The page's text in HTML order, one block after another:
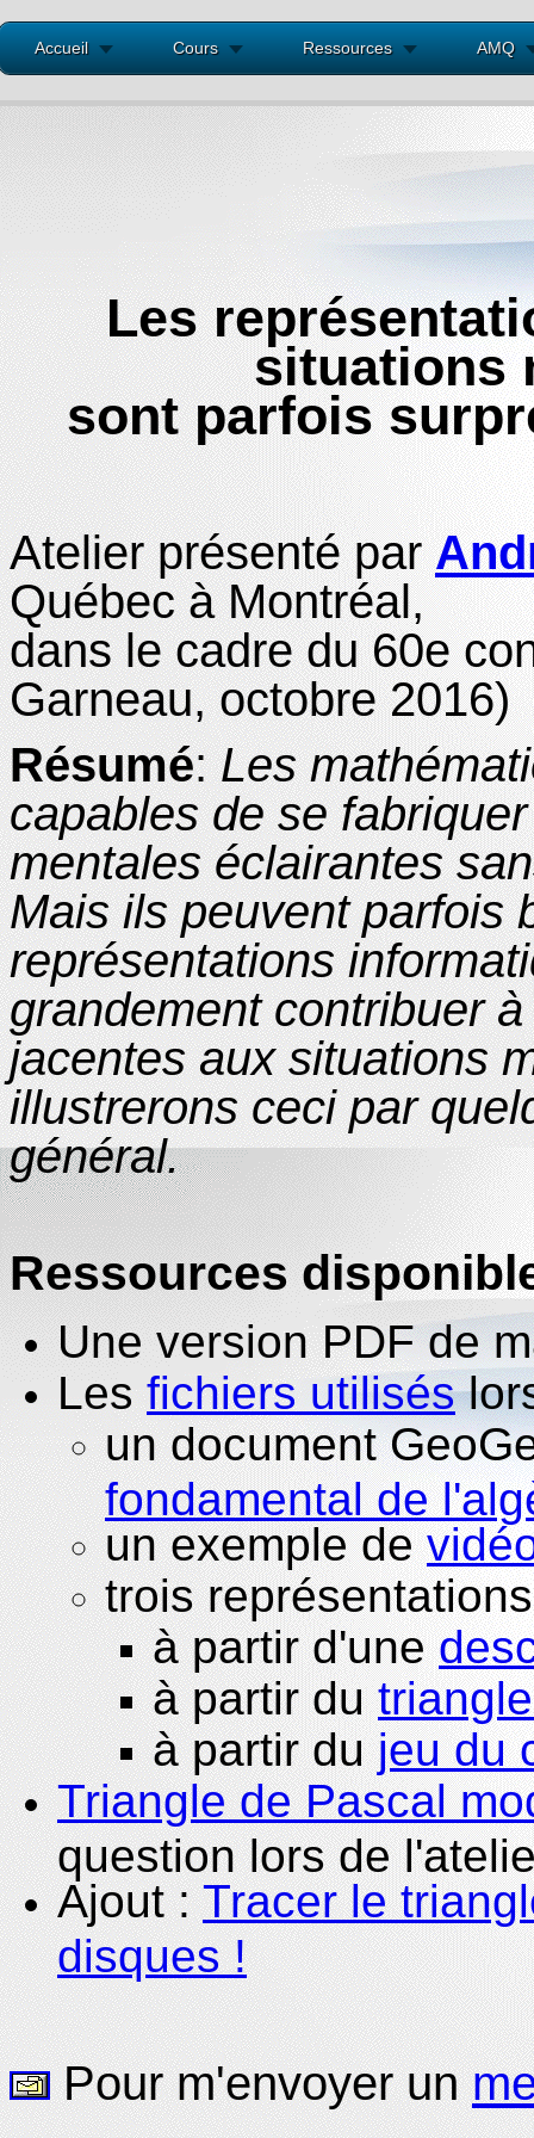
Accueil Cours Ressources AMQ
Les
situations
sont parfois
Atelier présenté par
Québec à Montréal,
dans le cadre du 60e
Garneau, octobre 2016)
Résumé: Les
capables de se
mentales éclairantes
Mais ils peuvent parfois
représentations
grandement contribuer
jacentes aux situations
illustrerons ceci par
général.
Ressources
Une version PDF de
Les fichiers utilisés
un document
fondamental de
un exemple de
trois
à partir d'une
à partir du
à partir du jeu du
Triangle de Pascal
question lors de
Ajout :Tracer le
disques !
Pour m'envoyer un